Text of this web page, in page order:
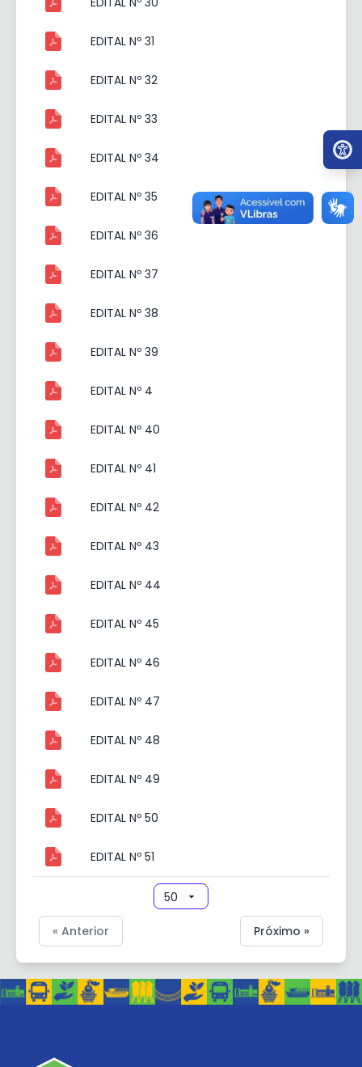
EDITAL Nº 31
EDITAL Nº 32
EDITAL Nº 33
EDITAL Nº 34
EDITAL Nº 35
EDITAL Nº 36
EDITAL Nº 37
EDITAL Nº 38
EDITAL Nº 39
EDITAL Nº 4
EDITAL Nº 40
EDITAL Nº 41
EDITAL Nº 42
EDITAL Nº 43
EDITAL Nº 44
EDITAL Nº 45
EDITAL Nº 46
EDITAL Nº 47
EDITAL Nº 48
EDITAL Nº 49
EDITAL Nº 50
EDITAL Nº 51
« Anterior Próximo »
Ir